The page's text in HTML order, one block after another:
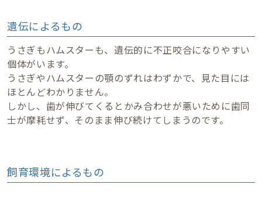
遺伝によるもの
うさぎもハムスターも、遺伝的に不正咬合になりやすい
個体がいます。
うさぎやハムスターの顎のずれはわずかで、見た目には
ほとんどわかりません。
しかし、歯が伸びてくるとかみ合わせが悪いために歯同
士が摩耗せず、そのまま伸び続けてしまうのです。
飼育環境によるもの